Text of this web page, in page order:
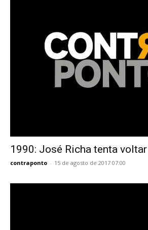
1990: José Richa tenta
contraponto - 15 de agosto de 2017 07:00